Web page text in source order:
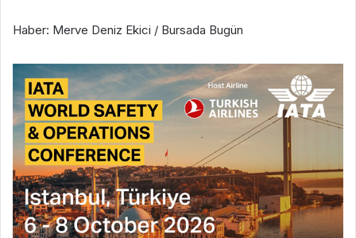
Haber: Merve Deniz Ekici / Bursada Bugün